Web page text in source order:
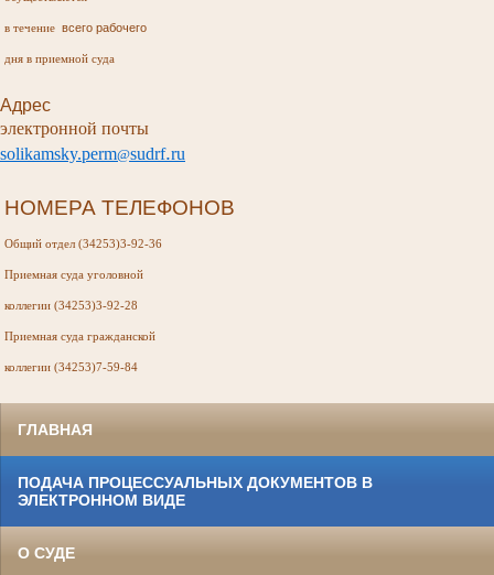
в течение всего рабочего
дня в приемной суда
Адрес
электронной почты
solikamsky.perm@sudrf.ru
НОМЕРА ТЕЛЕФОНОВ
Общий отдел (34253)3-92-36
Приемная суда уголовной
коллегии (34253)3-92-28
Приемная суда гражданской
коллегии (34253)7-59-84
ГЛАВНАЯ
ПОДАЧА ПРОЦЕССУАЛЬНЫХ ДОКУМЕНТОВ В
ЭЛЕКТРОННОМ ВИДЕ
О СУДЕ